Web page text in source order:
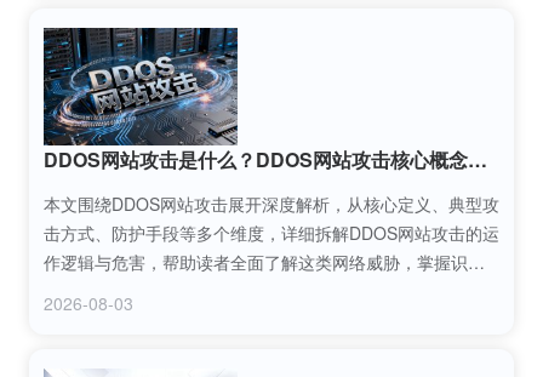
DDOS网站攻击是什么？DDOS网站攻击核心概念解析
本文围绕DDOS网站攻击展开深度解析，从核心定义、典型攻
击方式、防护手段等多个维度，详细拆解DDOS网站攻击的运
作逻辑与危害，帮助读者全面了解这类网络威胁，掌握识别
2026-08-03